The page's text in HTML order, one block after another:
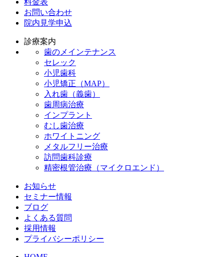
お問い合わせ
院内見学申込
診療案内
歯のメインテナンス
セレック
小児歯科
小児矯正（MAP）
入れ歯（義歯）
歯周病治療
インプラント
むし歯治療
ホワイトニング
メタルフリー治療
訪問歯科診療
精密根管治療（マイクロエンド）
お知らせ
セミナー情報
ブログ
よくある質問
採用情報
プライバシーポリシー